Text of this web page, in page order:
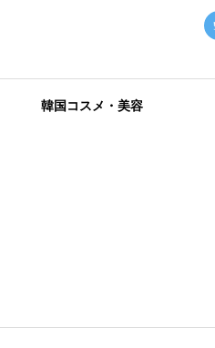
韓国コスメ・美容